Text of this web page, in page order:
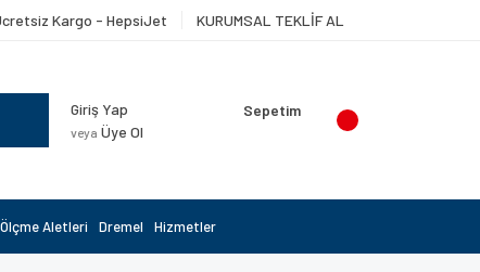
Kargo - HepsiJet KURUMSAL TEKLİF AL
Giriş Yap
veya Üye Ol
Sepetim
Aletleri Dremel Hizmetler